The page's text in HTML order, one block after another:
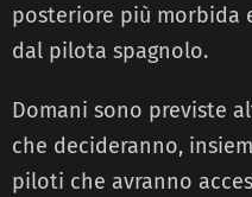
posteriore più morbida
dal pilota spagnolo.
Domani sono previste
che decideranno,
piloti che avranno